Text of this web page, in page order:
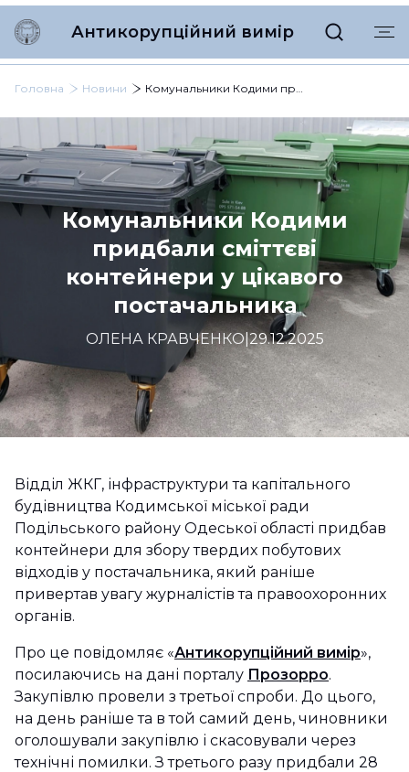
Антикорупційний вимір
Головна Новини Комунальники Кодими придбали сміттєві контейнери у цікавого постачальника
Комунальники Кодими
придбали сміттєві
контейнери у цікавого
постачальника
ОЛЕНА КРАВЧЕНКО|29.12.2025
Відділ ЖКГ, інфраструктури та капітального
будівництва Кодимської міської ради
Подільського району Одеської області придбав
контейнери для збору твердих побутових
відходів у постачальника, який раніше
привертав увагу журналістів та правоохоронних
органів.
Про це повідомляє «Антикорупційний вимір»,
посилаючись на дані порталу Прозорро.
Закупівлю провели з третьої спроби. До цього,
на день раніше та в той самий день, чиновники
оголошували закупівлю і скасовували через
технічні помилки. З третього разу придбали 28